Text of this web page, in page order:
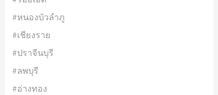
#หนองบัวลำภู
#เชียงราย
#ปราจีนบุรี
#ลพบุรี
#อ่างทอง